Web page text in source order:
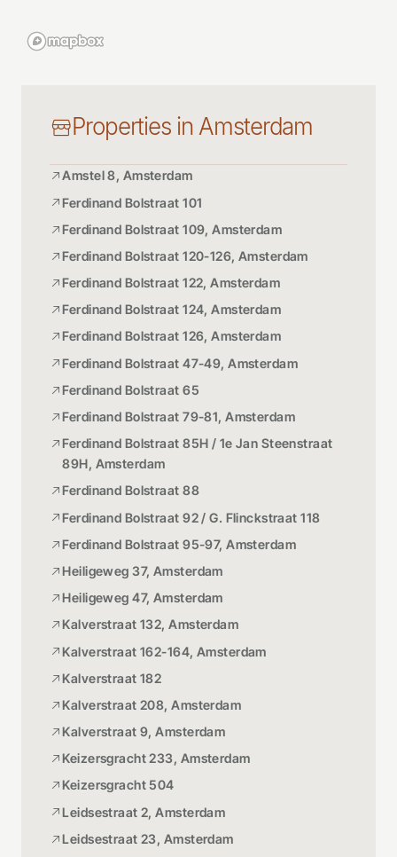
Properties in Amsterdam
Amstel 8, Amsterdam
Ferdinand Bolstraat 101
Ferdinand Bolstraat 109, Amsterdam
Ferdinand Bolstraat 120-126, Amsterdam
Ferdinand Bolstraat 122, Amsterdam
Ferdinand Bolstraat 124, Amsterdam
Ferdinand Bolstraat 126, Amsterdam
Ferdinand Bolstraat 47-49, Amsterdam
Ferdinand Bolstraat 65
Ferdinand Bolstraat 79-81, Amsterdam
Ferdinand Bolstraat 85H / 1e Jan Steenstraat
89H, Amsterdam
Ferdinand Bolstraat 88
Ferdinand Bolstraat 92 / G. Flinckstraat 118
Ferdinand Bolstraat 95-97, Amsterdam
Heiligeweg 37, Amsterdam
Heiligeweg 47, Amsterdam
Kalverstraat 132, Amsterdam
Kalverstraat 162-164, Amsterdam
Kalverstraat 182
Kalverstraat 208, Amsterdam
Kalverstraat 9, Amsterdam
Keizersgracht 233, Amsterdam
Keizersgracht 504
Leidsestraat 2, Amsterdam
Leidsestraat 23, Amsterdam